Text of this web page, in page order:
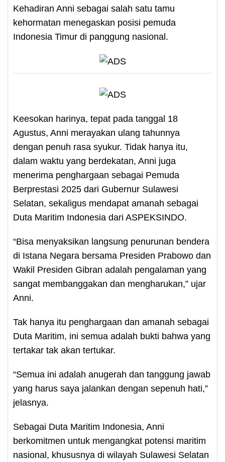
Kehadiran Anni sebagai salah satu tamu
kehormatan menegaskan posisi pemuda
Indonesia Timur di panggung nasional.
Keesokan harinya, tepat pada tanggal 18
Agustus, Anni merayakan ulang tahunnya
dengan penuh rasa syukur. Tidak hanya itu,
dalam waktu yang berdekatan, Anni juga
menerima penghargaan sebagai Pemuda
Berprestasi 2025 dari Gubernur Sulawesi
Selatan, sekaligus mendapat amanah sebagai
Duta Maritim Indonesia dari ASPEKSINDO.
“Bisa menyaksikan langsung penurunan bendera
di Istana Negara bersama Presiden Prabowo dan
Wakil Presiden Gibran adalah pengalaman yang
sangat membanggakan dan mengharukan,” ujar
Anni.
Tak hanya itu penghargaan dan amanah sebagai
Duta Maritim, ini semua adalah bukti bahwa yang
tertakar tak akan tertukar.
“Semua ini adalah anugerah dan tanggung jawab
yang harus saya jalankan dengan sepenuh hati,”
jelasnya.
Sebagai Duta Maritim Indonesia, Anni
berkomitmen untuk mengangkat potensi maritim
nasional, khususnya di wilayah Sulawesi Selatan